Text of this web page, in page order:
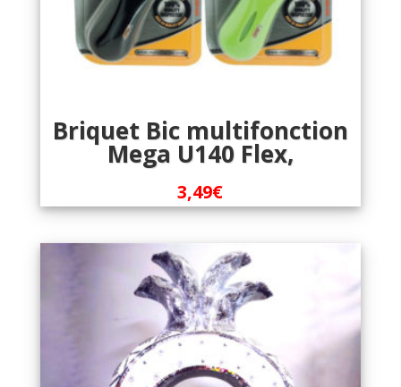
Briquet Bic multifonction
Mega U140 Flex,
3,49€